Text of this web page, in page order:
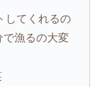
してくれるの
で漁るの大変